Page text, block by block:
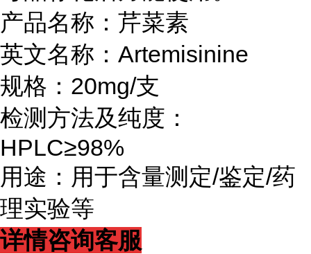
产品名称：芹菜素
英文名称：Artemisinine
规格：20mg/支
检测方法及纯度：
HPLC≥98%
用途：用于含量测定/鉴定/药
理实验等
详情咨询客服